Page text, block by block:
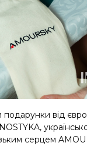
подарунки від
серцем